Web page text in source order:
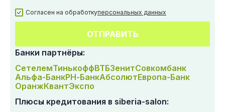
Согласен на обработкуперсональных данных
ОТПРАВИТЬ
Банки партнёры:
СетелемТинькоффВТБЗенитСовкомбанк
Альфа-БанкРН-БанкАбсолютЕвропа-Банк
ОранжКвантЭкспо
Плюсы кредитования в siberia-salon: